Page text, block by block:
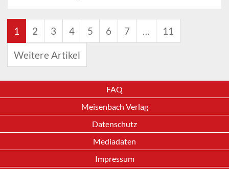
1 2 3 4 5 6 7 … 11
Weitere Artikel
FAQ
Meisenbach Verlag
Datenschutz
Mediadaten
Impressum